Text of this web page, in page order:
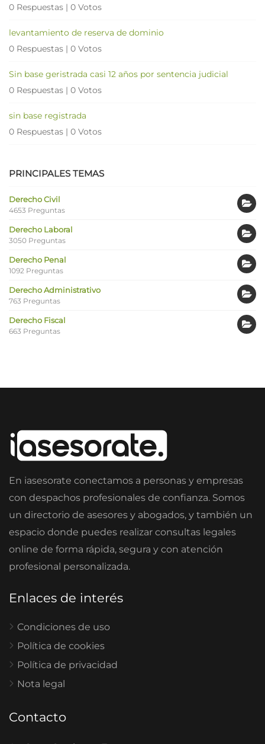
0 Respuestas | 0 Votos
levantamiento de reserva de dominio
0 Respuestas | 0 Votos
Sin base geristrada casi 12 años por sentencia judicial
0 Respuestas | 0 Votos
sin base registrada
0 Respuestas | 0 Votos
PRINCIPALES TEMAS
Derecho Civil
4653 Preguntas
Derecho Laboral
3050 Preguntas
Derecho Penal
1092 Preguntas
Derecho Administrativo
763 Preguntas
Derecho Fiscal
663 Preguntas
En iasesorate conectamos a personas y empresas
con despachos profesionales de confianza. Somos
un directorio de asesores y abogados, y también un
espacio donde puedes realizar consultas legales
online de forma rápida, segura y con atención
profesional personalizada.
Enlaces de interés
Condiciones de uso
Política de cookies
Política de privacidad
Nota legal
Contacto